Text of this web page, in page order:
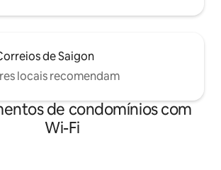
de Saigon
locais recomendam
de condomínios com
Wi-Fi